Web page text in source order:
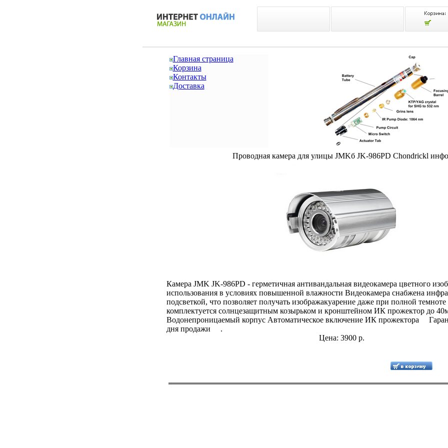
Главная страница
Корзина
Контакты
Доставка
Проводная камера для улицы JMKб JK-986PD Chondrickl
Камера JMK JK-986PD - герметичная антивандальная видеокамера цветного
использования в условиях повышенной влажности Видеокамера снабжена
подсветкой, что позволяет получать изображакуарение даже при полной темноте
комплектуется солнцезащитным козырьком и кронштейном ИК прожектор до
Водонепроницаемый корпус Автоматическое включение ИК прожектора
дня продажи .
Цена: 3900 р.